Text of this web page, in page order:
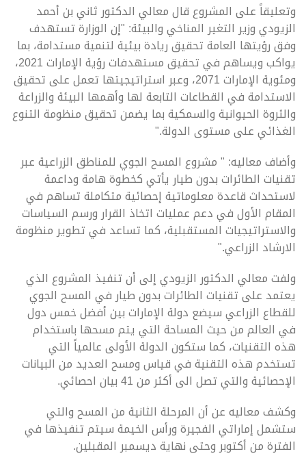
وتعليقاً على المشروع قال معالي الدكتور ثاني بن أحمد
الزيودي وزير التغير المناخي والبيئة: "إن الوزارة تستهدف
وفق رؤيتها العامة تحقيق ريادة بيئية لتنمية مستدامة، بما
يواكب ويساهم في تحقيق مستهدفات رؤية الإمارات 2021،
ومئوية الإمارات 2071، وعبر استراتيجيتها تعمل على تحقيق
الاستدامة في القطاعات التابعة لها وأهمها البيئة والزراعة
والثروة الحيوانية والسمكية بما يضمن تحقيق منظومة التنوع
الغذائي على مستوى الدولة."
وأضاف معاليه: " مشروع المسح الجوي للمناطق الزراعية عبر
تقنيات الطائرات بدون طيار يأتي كخطوة هامة وداعمة
لاستحداث قاعدة معلوماتية إحصائية متكاملة تساهم في
المقام الأول في دعم عمليات اتخاذ القرار ورسم السياسات
والاستراتيجيات المستقبلية، كما تساعد في تطوير منظومة
الارشاد الزراعي."
ولفت معالي الدكتور الزيودي إلى أن تنفيذ المشروع الذي
يعتمد على تقنيات الطائرات بدون طيار في المسح الجوي
للقطاع الزراعي سيضع دولة الإمارات بين أفضل خمس دول
في العالم من حيث المساحة التي يتم مسحها باستخدام
هذه التقنيات، كما ستكون الدولة الأولى عالمياً التي
تستخدم هذه التقنية في قياس ومسح العديد من البيانات
الإحصائية والتي تصل الى أكثر من 41 بيان احصائي.
وكشف معاليه عن أن المرحلة الثانية من المسح والتي
ستشمل إماراتي الفجيرة ورأس الخيمة سيتم تنفيذها في
الفترة من أكتوبر وحتى نهاية ديسمبر المقبلين.